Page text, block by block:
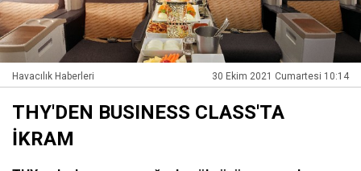
Havacılık Haberleri 30 Ekim 2021 Cumartesi 10:14
THY'DEN BUSINESS CLASS'TA
İKRAM